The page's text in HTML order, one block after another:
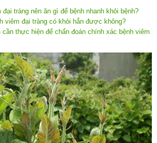
đại tràng nên ăn gì để bệnh nhanh khỏi bệnh?
viêm đại tràng có khỏi hẳn được không?
cần thực hiện để chẩn đoán chính xác bệnh viêm